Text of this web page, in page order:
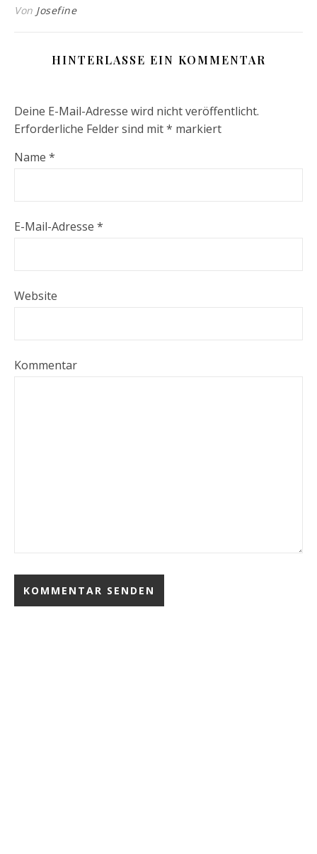
Von Josefine
HINTERLASSE EIN KOMMENTAR
Deine E-Mail-Adresse wird nicht veröffentlicht.
Erforderliche Felder sind mit* markiert
Name *
E-Mail-Adresse *
Website
Kommentar